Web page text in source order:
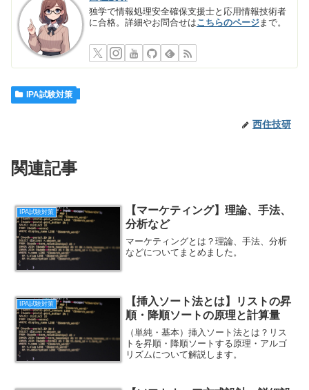
独学で情報処理安全確保支援士と応用情報技術者
に合格。詳細やお問合せはこちらのページまで。
IPA試験対策
西住技研
関連記事
IPA試験対策
【マーケティング】理論、手法、
分析など
マーケティングとは？理論、手法、分析
などについてまとめました。
IPA試験対策
【挿入ソート法とは】リストの昇
順・降順ソートの原理と計算量
（単純・基本）挿入ソート法とは？リス
トを昇順・降順ソートする原理・アルゴ
リズムについて解説します。